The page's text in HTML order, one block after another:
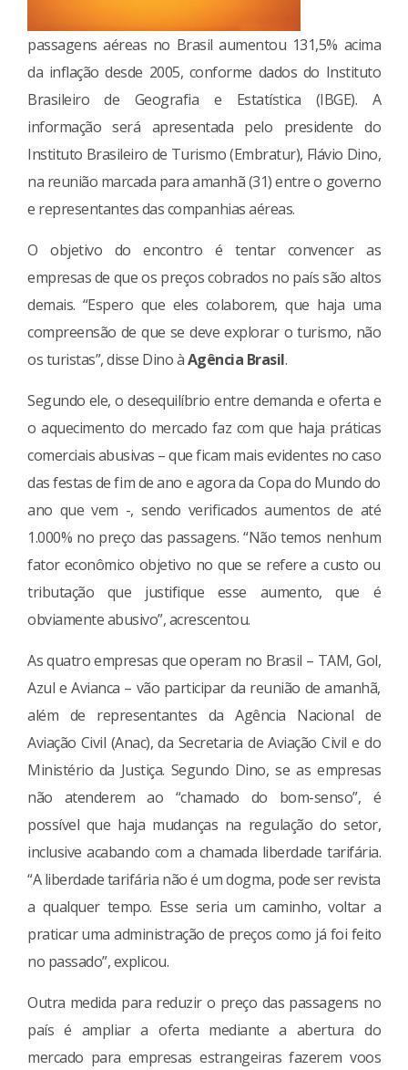
passagens aéreas no Brasil aumentou 131,5% acima
da inflação desde 2005, conforme dados do Instituto
Brasileiro de Geografia e Estatística (IBGE). A
informação será apresentada pelo presidente do
Instituto Brasileiro de Turismo (Embratur), Flávio Dino,
na reunião marcada para amanhã (31) entre o governo
e representantes das companhias aéreas.
O objetivo do encontro é tentar convencer as
empresas de que os preços cobrados no país são altos
demais. “Espero que eles colaborem, que haja uma
compreensão de que se deve explorar o turismo, não
os turistas”, disse Dino àAgência Brasil.
Segundo ele, o desequilíbrio entre demanda e oferta e
o aquecimento do mercado faz com que haja práticas
comerciais abusivas – que ficam mais evidentes no caso
das festas de fim de ano e agora da Copa do Mundo do
ano que vem -, sendo verificados aumentos de até
1.000% no preço das passagens. “Não temos nenhum
fator econômico objetivo no que se refere a custo ou
tributação que justifique esse aumento, que é
obviamente abusivo”, acrescentou.
As quatro empresas que operam no Brasil – TAM, Gol,
Azul e Avianca – vão participar da reunião de amanhã,
além de representantes da Agência Nacional de
Aviação Civil (Anac), da Secretaria de Aviação Civil e do
Ministério da Justiça. Segundo Dino, se as empresas
não atenderem ao “chamado do bom-senso”, é
possível que haja mudanças na regulação do setor,
inclusive acabando com a chamada liberdade tarifária.
“A liberdade tarifária não é um dogma, pode ser revista
a qualquer tempo. Esse seria um caminho, voltar a
praticar uma administração de preços como já foi feito
no passado”, explicou.
Outra medida para reduzir o preço das passagens no
país é ampliar a oferta mediante a abertura do
mercado para empresas estrangeiras fazerem voos